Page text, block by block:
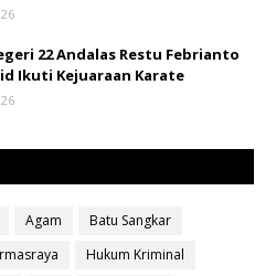
22 Andalas Restu Febrianto
Ikuti Kejuaraan Karate
Agam
Batu Sangkar
Hukum Kriminal